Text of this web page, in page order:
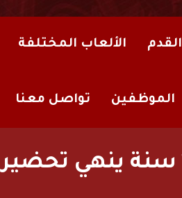
الألعاب المختلفة
الموظفين تواصل معنا